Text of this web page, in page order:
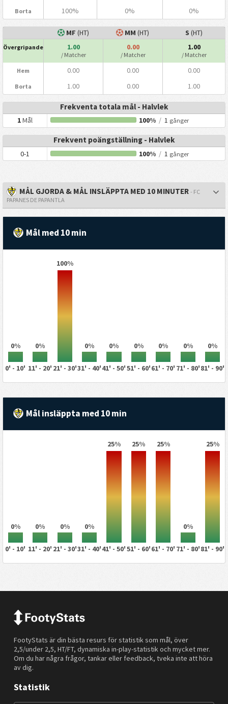
Borta 100% 0% 0%
MF (HT) MM (HT) S (HT)
Övergripande 1.00
/ Matcher
0.00
/ Matcher
1.00
/ Matcher
Hem 0.00 0.00 0.00
Borta 1.00 0.00 1.00
Frekventa totala mål - Halvlek
1Mål 100% / 1 gånger
Frekvent poängställning - Halvlek
0-1 100% / 1 gånger
MÅL GJORDA & MÅL INSLÄPPTA MED 10 MINUTER - FC
PAPANES DE PAPANTLA
Mål med 10 min
0% 0%
100%
0% 0% 0% 0% 0% 0%
0' - 10' 11' - 20' 21' - 30'31' - 40'41' - 50'51' - 60'61' - 70' 71' - 80'81' - 90'
Mål insläppta med 10 min
0% 0% 0% 0%
25% 25% 25%
0%
25%
0' - 10' 11' - 20' 21' - 30'31' - 40'41' - 50'51' - 60'61' - 70' 71' - 80'81' - 90'
FootyStats är din bästa resurs för statistik som mål, över
2,5/under 2,5, HT/FT, dynamiska in-play-statistik och mycket mer.
Om du har några frågor, tankar eller feedback, tveka inte att höra
av dig.
Statistik